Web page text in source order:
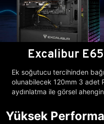
Excalibur
Ek soğutucu tercihinden
olunabilecek 120mm 3 adet
aydınlatma ile görsel
Yüksek